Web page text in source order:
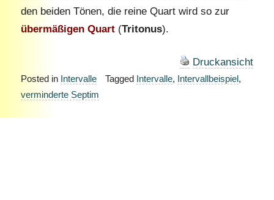
den beiden Tönen, die reine Quart wird so zur
übermäßigen Quart(Tritonus).
Druckansicht
Posted in Intervalle Tagged Intervalle, Intervallbeispiel,
verminderte Septim